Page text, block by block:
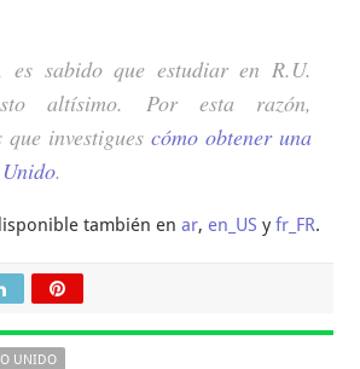
es sabido que estudiar en R.U.
altísimo. Por esta razón,
que investigues cómo obtener una
.
también enar, en_US yfr_FR.
UNIDO